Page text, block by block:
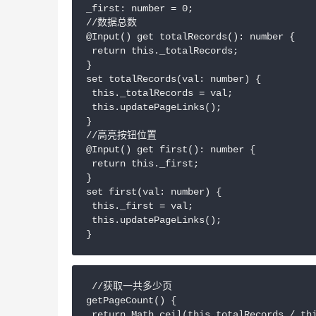
_first: number = 0;
//数据总数
@Input() get totalRecords(): number {
return this._totalRecords;
}
set totalRecords(val: number) {
this._totalRecords = val;
this.updatePageLinks();
}
//高亮按钮位置
@Input() get first(): number {
return this._first;
}
set first(val: number) {
this._first = val;
this.updatePageLinks();
//获取一共多少页
getPageCount() {